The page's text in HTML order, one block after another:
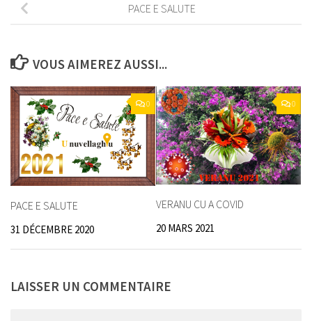
PACE E SALUTE
VOUS AIMEREZ AUSSI...
0
PACE E SALUTE
31 DÉCEMBRE 2020
0
VERANU CU A COVID
20 MARS 2021
LAISSER UN COMMENTAIRE